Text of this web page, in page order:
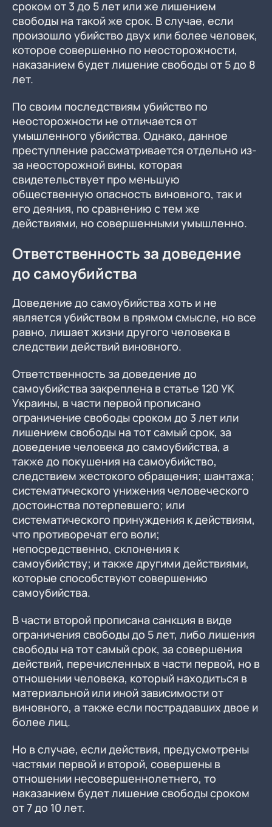
сроком от 3 до 5 лет или же лишением
свободы на такой же срок. В случае, если
произошло убийство двух или более человек,
которое совершенно по неосторожности,
наказанием будет лишение свободы от 5 до 8
лет.
По своим последствиям убийство по
неосторожности не отличается от
умышленного убийства. Однако, данное
преступление рассматривается отдельно из-
за неосторожной вины, которая
свидетельствует про меньшую
общественную опасность виновного, так и
его деяния, по сравнению с тем же
действиями, но совершенными умышленно.
Ответственность за доведение
до самоубийства
Доведение до самоубийства хоть и не
является убийством в прямом смысле, но все
равно, лишает жизни другого человека в
следствии действий виновного.
Ответственность за доведение до
самоубийства закреплена в статье 120 УК
Украины, в части первой прописано
ограничение свободы сроком до 3 лет или
лишением свободы на тот самый срок, за
доведение человека до самоубийства, а
также до покушения на самоубийство,
следствием жестокого обращения; шантажа;
систематического унижения человеческого
достоинства потерпевшего; или
систематического принуждения к действиям,
что противоречат его воли;
непосредственно, склонения к
самоубийству; и также другими действиями,
которые способствуют совершению
самоубийства.
В части второй прописана санкция в виде
ограничения свободы до 5 лет, либо лишения
свободы на тот самый срок, за совершения
действий, перечисленных в части первой, но в
отношении человека, который находиться в
материальной или иной зависимости от
виновного, а также если пострадавших двое и
более лиц.
Но в случае, если действия, предусмотрены
частями первой и второй, совершены в
отношении несовершеннолетнего, то
наказанием будет лишение свободы сроком
от 7 до 10 лет.